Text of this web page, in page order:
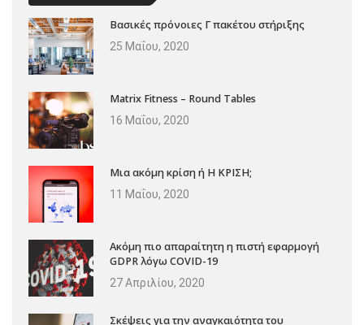
Βασικές πρόνοιες Γ πακέτου στήριξης
25 Μαΐου, 2020
Matrix Fitness – Round Tables
16 Μαΐου, 2020
Μια ακόμη κρίση ή Η ΚΡΙΣΗ;
11 Μαΐου, 2020
Ακόμη πιο απαραίτητη η πιστή εφαρμογή
GDPR λόγω COVID-19
27 Απριλίου, 2020
Σκέψεις για την αναγκαιότητα του